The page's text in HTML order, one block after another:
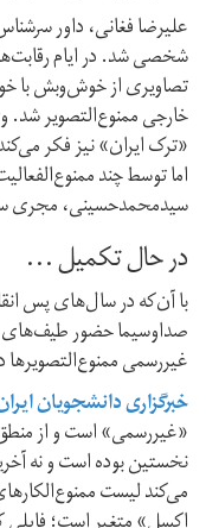
علیرضا فغانی، داور
شخصی شد. در ایام
تصاویری از خو‌ش‌و‌بش با
خارجی ممنوع‌التصویر شد.
«ترک ایران» نیز فکر
اما توسط چند
سیدمحمدحسینی، مجری
در حال تکمیل ...
با آن‌که در سال‌های پس
صدا‌و‌سیما حضور طیف‌های
غیررسمی
خبرگزاری دانشجویان
«غیررسمی» است و از
نخستین بوده است و نه
می‌کند لیست